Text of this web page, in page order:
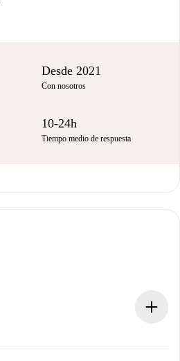
Desde 2021
Con nosotros
10-24h
Tiempo medio de respuesta